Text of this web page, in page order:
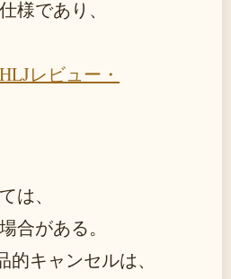
様であり、
HLJレビュー・
は、
合がある。
的キャンセルは、